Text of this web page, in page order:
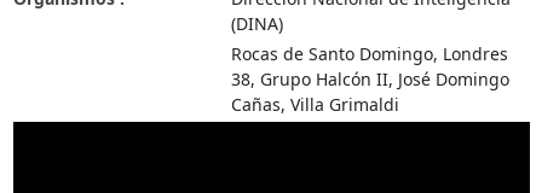
(DINA)
Rocas de Santo Domingo, Londres
38, Grupo Halcón II, José Domingo
Cañas, Villa Grimaldi